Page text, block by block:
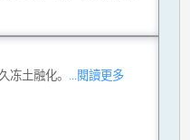
冻土融化。 ...閱讀更多